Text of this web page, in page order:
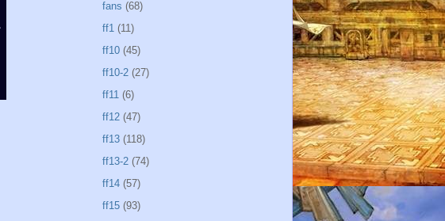
fans (68)
ff1 (11)
ff10 (45)
ff10-2 (27)
ff11 (6)
ff12 (47)
ff13 (118)
ff13-2 (74)
ff14 (57)
ff15 (93)